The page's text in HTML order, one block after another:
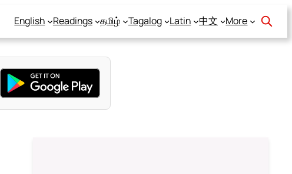
English Readings தமிழ் Tagalog Latin 中文 More